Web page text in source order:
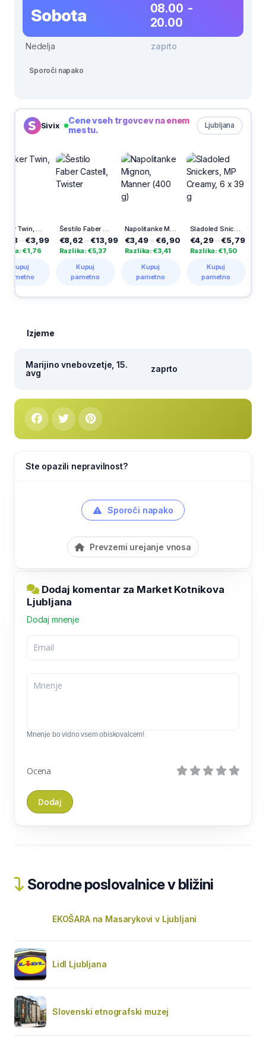
Sobota
08.00 -
20.00
Nedelja zaprto
Sporoči napako
Sivix Ljubljana
Cene vseh trgovcev na enem
mestu.
Šestilo Faber Castell, Twister
€8,62– €13,99
Razlika: €5,37
pametno
Napolitanke Mignon, Manner (400 g)
€3,49– €6,90
Razlika: €3,41
pametno
Sladoled Snickers, MP Creamy, 6 x 39 g
€4,29– €5,79
Razlika: €1,50
pametno
€2,89–
Razlika: €1,00
pametno
Izjeme
Marijino vnebovzetje, 15.
avg
zaprto
Ste opazili nepravilnost?
Sporoči napako
Prevzemi urejanje vnosa
Dodaj komentar za Market Kotnikova
Ljubljana
Dodaj mnenje
Mnenje bo vidno vsem obiskovalcem!
Ocena
Sorodne poslovalnice v bližini
EKOŠARA na Masarykovi v Ljubljani
Lidl Ljubljana
Slovenski etnografski muzej